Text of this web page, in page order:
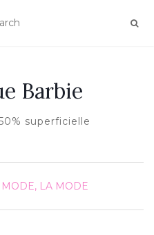
Barbie
superficielle
LA MODE